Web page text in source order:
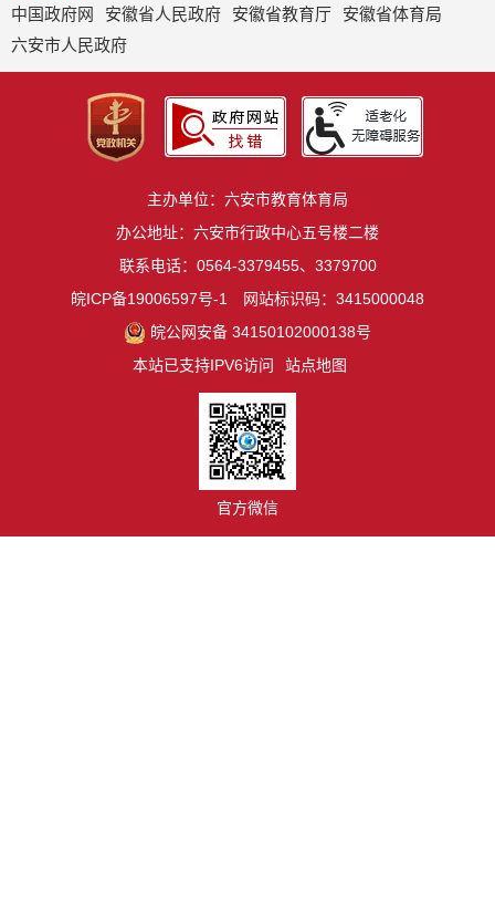
中国政府网
安徽省人民政府 安徽省教育厅
安徽省体育局
六安市人民政府
主办单位：六安市教育体育局
办公地址：六安市行政中心五号楼二楼
联系电话：0564-3379455、3379700
皖ICP备19006597号-1
网站标识码：3415000048
皖公网安备 34150102000138号
本站已支持IPV6访问
站点地图
官方微信